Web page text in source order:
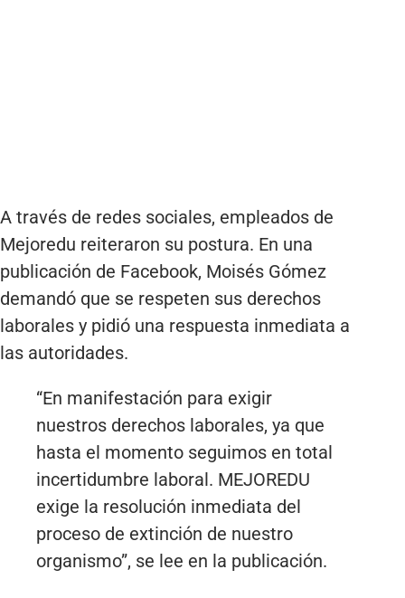
A través de redes sociales, empleados de
Mejoredu reiteraron su postura. En una
publicación de Facebook, Moisés Gómez
demandó que se respeten sus derechos
laborales y pidió una respuesta inmediata a
las autoridades.
“En manifestación para exigir
nuestros derechos laborales, ya que
hasta el momento seguimos en total
incertidumbre laboral. MEJOREDU
exige la resolución inmediata del
proceso de extinción de nuestro
organismo”, se lee en la publicación.